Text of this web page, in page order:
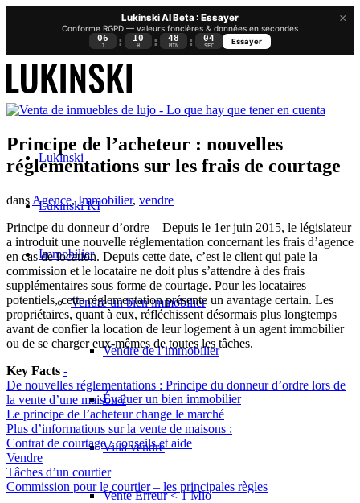
×
Lukinski AI Beta : Essayer
Conforme RGPD — valeurs foncières & données en secondes
06
J : 10
H : 48
MIN : 04
SEC
Essayer
Lukinski
Lukinski KI
Immobilier
Vendre un bien immobilier
Vendre de l’immobilier
Évaluer un bien immobilier
Villa vendre
Vente Erreur < 1 Mio
Principe de l’acheteur : nouvelles
réglementations sur les frais de courtage
dans Agence,Immobilier, vendre
Principe du donneur d’ordre – Depuis le 1er juin 2015, le législateur
a introduit une nouvelle réglementation concernant les frais d’agence
en cas de location. Depuis cette date, c’est le client qui paie la
commission et le locataire ne doit plus s’attendre à des frais
supplémentaires sous forme de courtage. Pour les locataires
potentiels, cette réglementation présente un avantage certain. Les
propriétaires, quant à eux, réfléchissent désormais plus longtemps
avant de confier la location de leur logement à un agent immobilier
ou de se charger eux-mêmes de toutes les tâches.
Key Facts -
De nouvelles réglementations : Principe du donneur d’ordre lors de
la vente d’une maison ?
Le principe de l’acheteur change le marché
Plus d’informations sur la vente de maisons :
Contrat de courtage : conseils et aide
Vendre
Tâches d’un courtier
Commission pour le courtier – les principales règles